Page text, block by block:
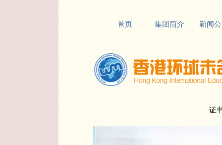
首页 集团简介 新闻
证